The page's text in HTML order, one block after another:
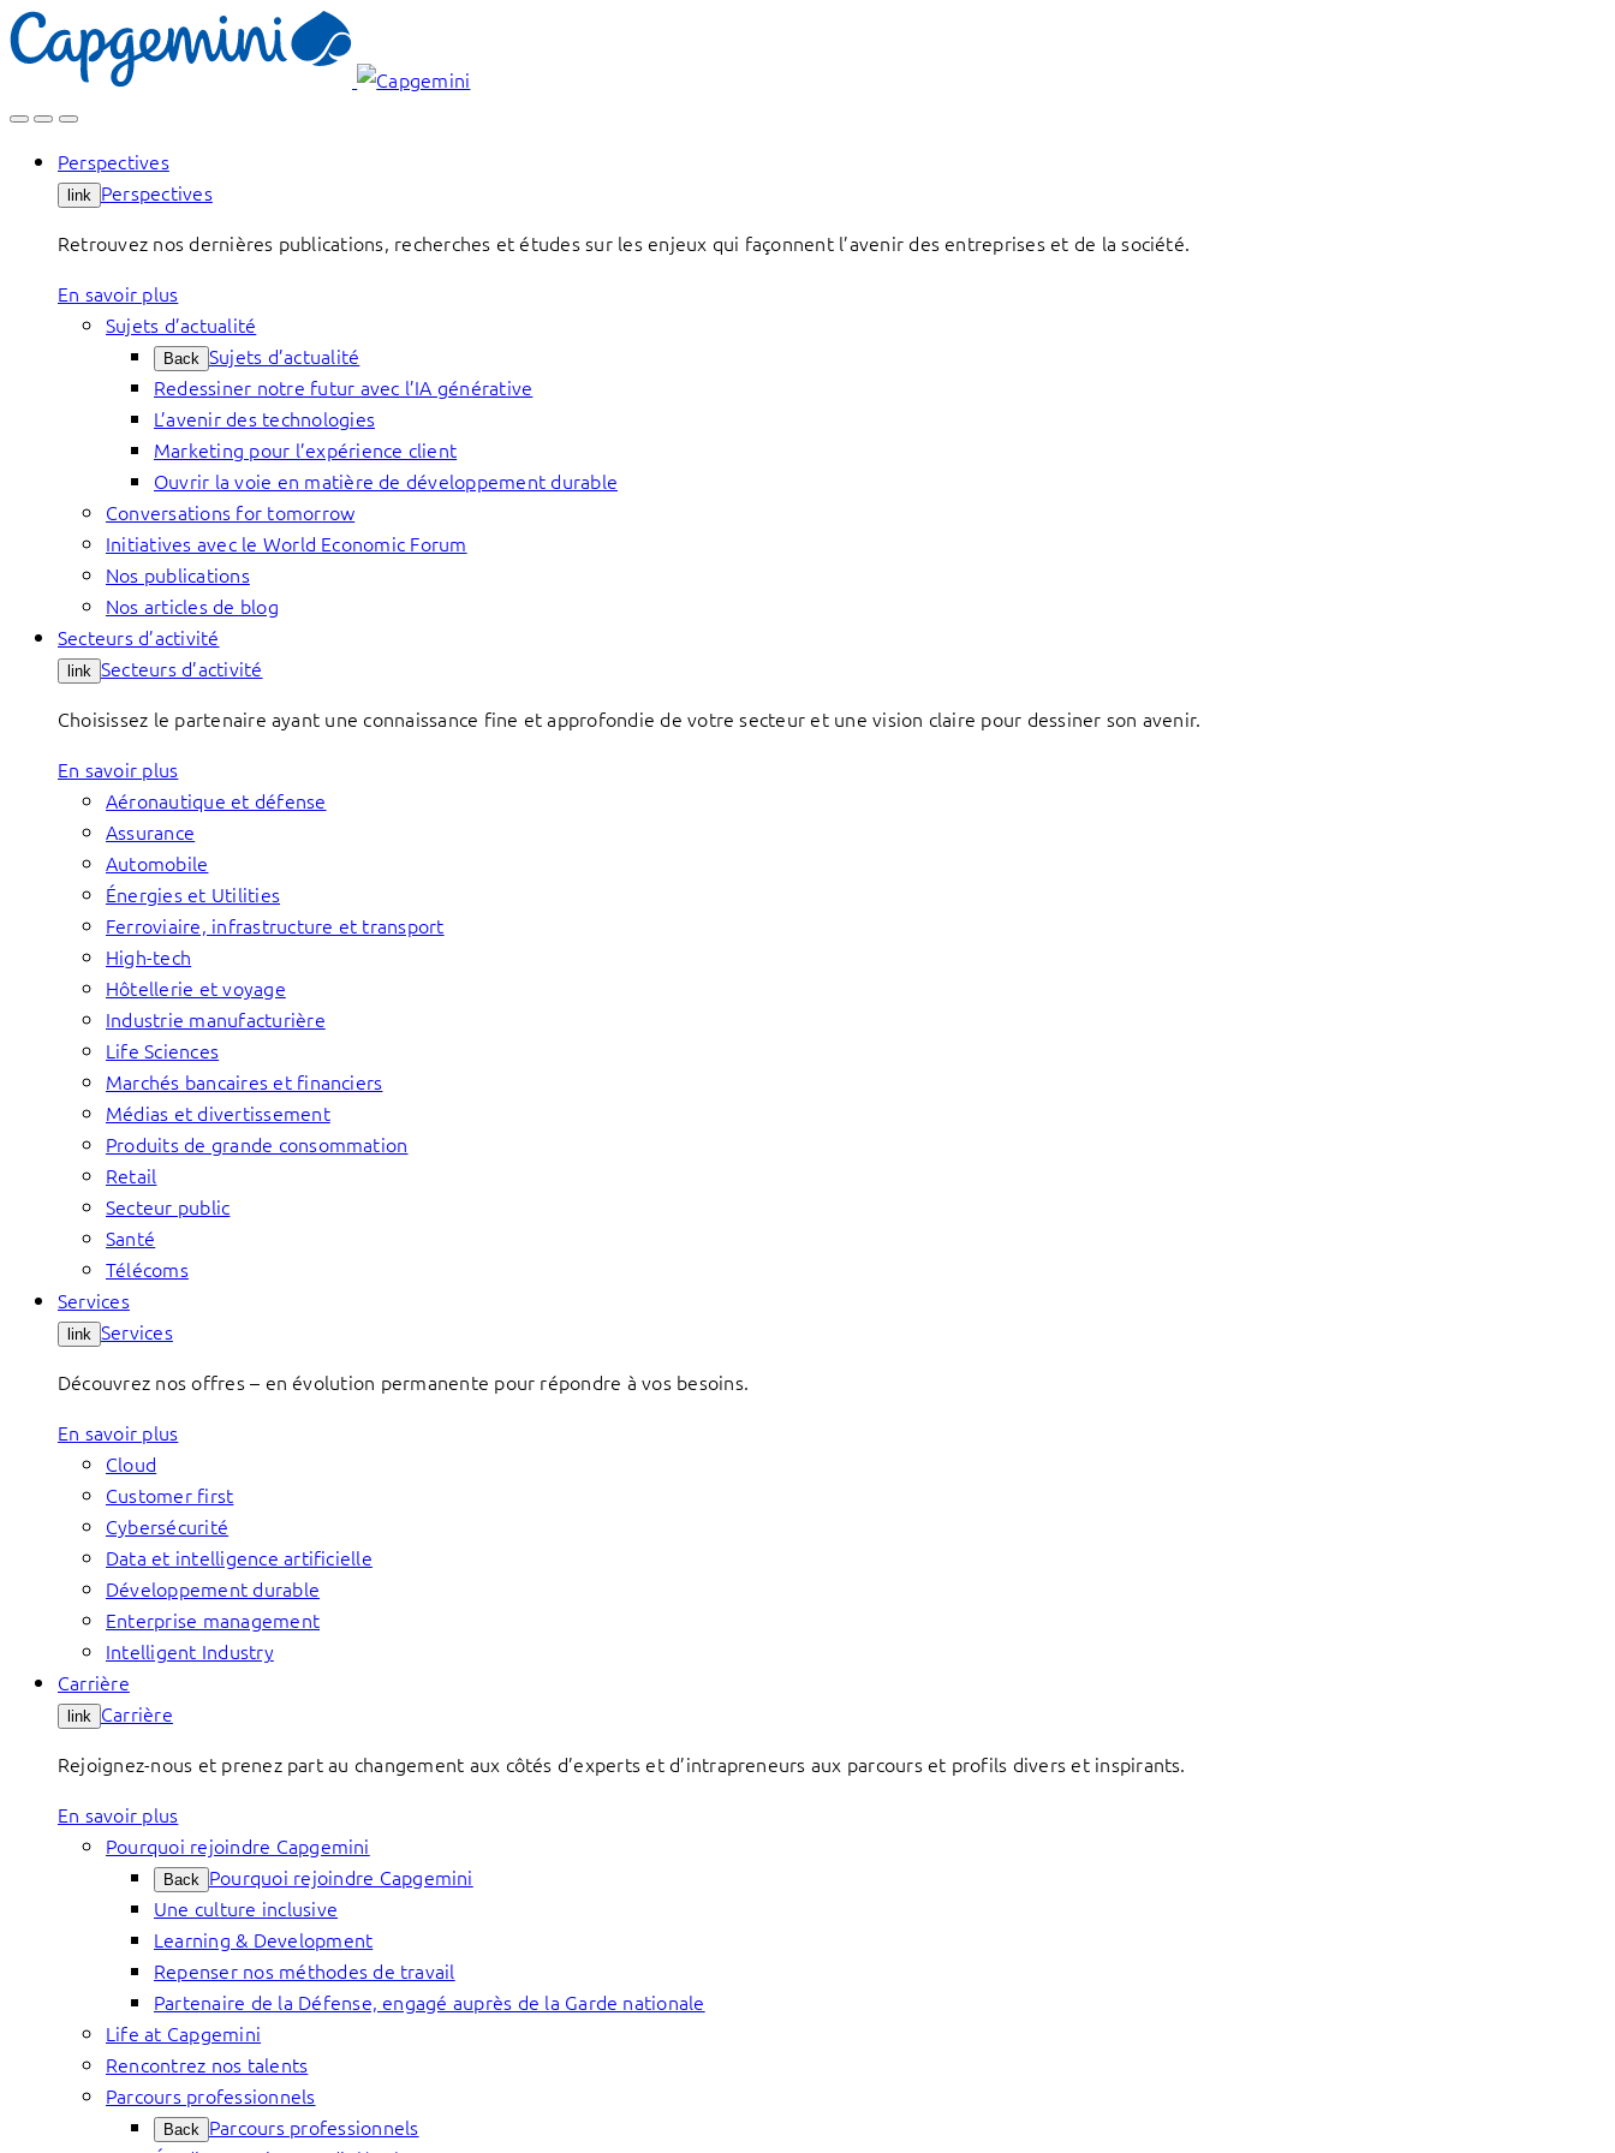
Skip
to
Perspectives
link Perspectives
Retrouvez nos dernières publications, recherches et études sur les enjeux qui façonnent l’avenir des entreprises et de la société.
En savoir plus
Sujets d’actualité
Back Sujets d’actualité
Redessiner notre futur avec l’IA générative
L’avenir des technologies
Marketing pour l’expérience client
Ouvrir la voie en matière de développement durable
Conversations for tomorrow
Initiatives avec le World Economic Forum
Nos publications
Nos articles de blog
Secteurs d’activité
link Secteurs d’activité
Choisissez le partenaire ayant une connaissance fine et approfondie de votre secteur et une vision claire pour dessiner son avenir.
En savoir plus
Aéronautique et défense
Assurance
Automobile
Énergies et Utilities
Ferroviaire, infrastructure et transport
High-tech
Hôtellerie et voyage
Industrie manufacturière
Life Sciences
Marchés bancaires et financiers
Médias et divertissement
Produits de grande consommation
Retail
Secteur public
Santé
Télécoms
Services
link Services
Découvrez nos offres – en évolution permanente pour répondre à vos besoins.
En savoir plus
Cloud
Customer first
Cybersécurité
Data et intelligence artificielle
Développement durable
Enterprise management
Intelligent Industry
Carrière
link Carrière
Rejoignez-nous et prenez part au changement aux côtés d’experts et d’intrapreneurs aux parcours et profils divers et inspirants.
En savoir plus
Pourquoi rejoindre Capgemini
Back Pourquoi rejoindre Capgemini
Une culture inclusive
Learning & Development
Repenser nos méthodes de travail
Partenaire de la Défense, engagé auprès de la Garde nationale
Life at Capgemini
Rencontrez nos talents
Parcours professionnels
Back Parcours professionnels